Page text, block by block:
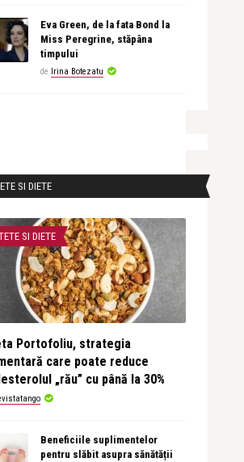
Eva Green, de la fata Bond la
Miss Peregrine, stăpâna
timpului
de Irina Botezatu
SI DIETE
SI DIETE
Portofoliu, strategia
care poate reduce
„rău” cu până la 30%
Beneficiile suplimentelor
pentru slăbit asupra sănătății